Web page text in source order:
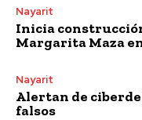
Nayarit
Inicia
Margarita Maza
Nayarit
Alertan de
falsos